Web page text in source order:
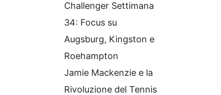
Challenger Settimana
34: Focus su
Augsburg, Kingston e
Roehampton
Jamie Mackenzie e la
Rivoluzione del Tennis